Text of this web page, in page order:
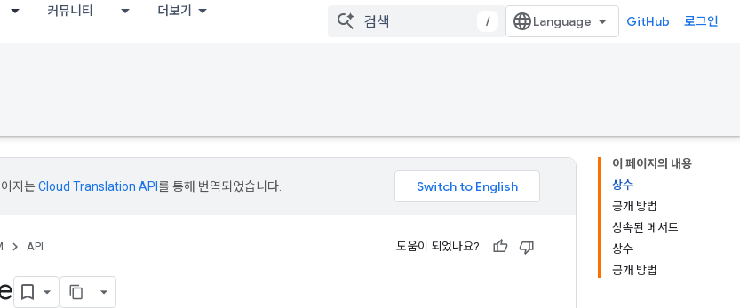
커뮤니티 더보기
/ GitHub 로그인
이 페이지의 내용
상수
공개 방법
상속된 메서드
상수
공개 방법
지는Cloud Translation API 를 통해 번역되었습니다.
API 도움이 되었나요?